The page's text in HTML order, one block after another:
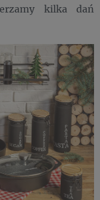
kilka dań